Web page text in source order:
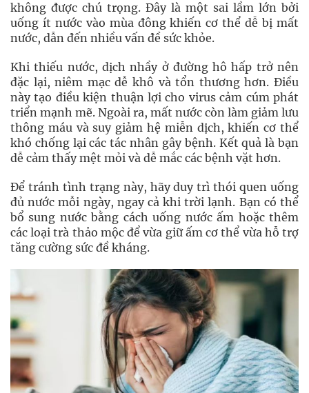
không được chú trọng. Đây là một sai lầm lớn bởi
uống ít nước vào mùa đông khiến cơ thể dễ bị mất
nước, dẫn đến nhiều vấn đề sức khỏe.
Khi thiếu nước, dịch nhầy ở đường hô hấp trở nên
đặc lại, niêm mạc dễ khô và tổn thương hơn. Điều
này tạo điều kiện thuận lợi cho virus cảm cúm phát
triển mạnh mẽ. Ngoài ra, mất nước còn làm giảm lưu
thông máu và suy giảm hệ miễn dịch, khiến cơ thể
khó chống lại các tác nhân gây bệnh. Kết quả là bạn
dễ cảm thấy mệt mỏi và dễ mắc các bệnh vặt hơn.
Để tránh tình trạng này, hãy duy trì thói quen uống
đủ nước mỗi ngày, ngay cả khi trời lạnh. Bạn có thể
bổ sung nước bằng cách uống nước ấm hoặc thêm
các loại trà thảo mộc để vừa giữ ấm cơ thể vừa hỗ trợ
tăng cường sức đề kháng.